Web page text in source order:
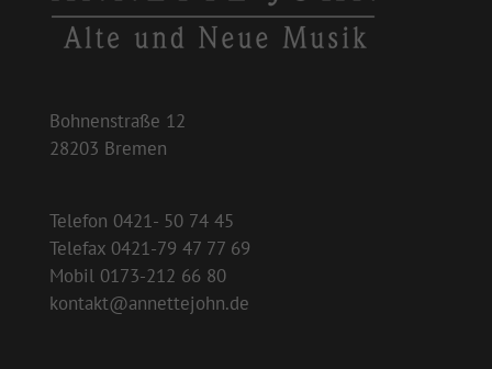
Bohnenstraße 12
28203 Bremen
Telefon 0421- 50 74 45
Telefax 0421-79 47 77 69
Mobil 0173-212 66 80
kontakt@annettejohn.de